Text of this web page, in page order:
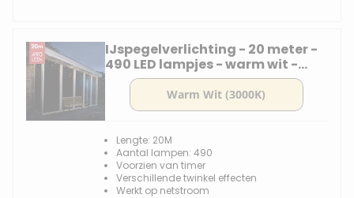
IJspegelverlichting - 20 meter -
490 LED lampjes - warm wit -
knipper functie
Lengte: 20M
Aantal lampen: 490
Voorzien van timer
Verschillende twinkel effecten
Werkt op netstroom